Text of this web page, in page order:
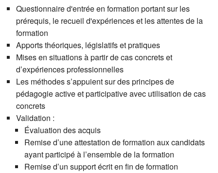
Questionnaire d'entrée en formation portant sur les
prérequis, le recueil d'expériences et les attentes de la
formation
Apports théoriques, législatifs et pratiques
Mises en situations à partir de cas concrets et
d’expériences professionnelles
Les méthodes s’appuient sur des principes de
pédagogie active et participative avec utilisation de cas
concrets
Validation :
Évaluation des acquis
Remise d’une attestation de formation aux candidats
ayant participé à l’ensemble de la formation
Remise d’un support écrit en fin de formation